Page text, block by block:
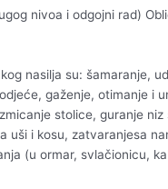
nivoa i odgojni rad)
nasilja su: šamaranje,
gaženje, otimanje i
stolice, guranje niz
uši i kosu, zatvaranjesa
(u ormar, svlačionicu,